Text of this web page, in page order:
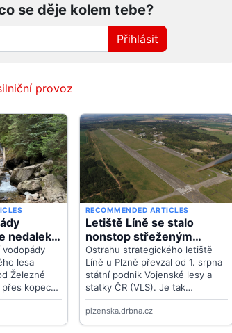
se děje kolem tebe?
Přihlásit
provoz